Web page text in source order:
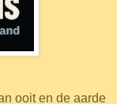
ooit en de aarde